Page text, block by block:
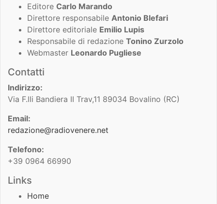
Editore Carlo Marando
Direttore responsabile Antonio Blefari
Direttore editoriale Emilio Lupis
Responsabile di redazione Tonino Zurzolo
Webmaster Leonardo Pugliese
Contatti
Indirizzo:
Via F.lli Bandiera II Trav,11 89034 Bovalino (RC)
Email:
redazione@radiovenere.net
Telefono:
+39 0964 66990
Links
Home